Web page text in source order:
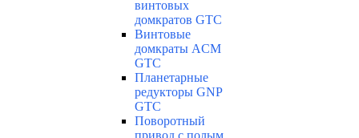
винтовых
домкратов GTC
Винтовые
домкраты ACM
GTC
Планетарные
редукторы GNP
GTC
Поворотный
привод с полым